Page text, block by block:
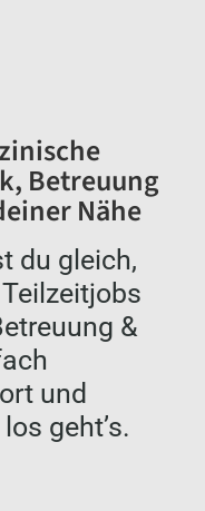
Betreuung
Nähe
du gleich,
&
und
geht’s.